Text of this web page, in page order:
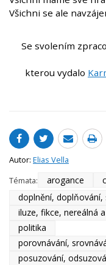
Všichni se ale
Se svolením
kterou vydalo
Autor: Elias Vella
Témata:
arogance
doplnění, doplňování,
iluze, fikce, nereálná
politika
porovnávání,
posuzování,